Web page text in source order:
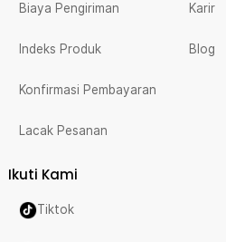
Biaya Pengiriman
Indeks Produk
Konfirmasi Pembayaran
Lacak Pesanan
Karir
Blog
Ikuti Kami
Tiktok